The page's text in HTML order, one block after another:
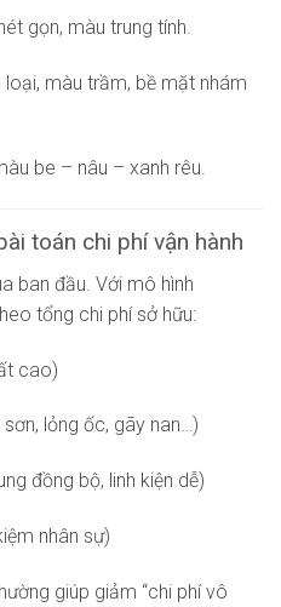
gọn, màu trung tính.
màu trầm, bề mặt nhám
be – nâu – xanh rêu.
toán chi phí vận hành
ban đầu. Với mô hình
tổng chi phí sở hữu:
cao)
lỏng ốc, gãy nan…)
đồng bộ, linh kiện dễ)
nhân sự)
giúp giảm “chi phí vô